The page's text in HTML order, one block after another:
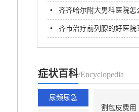
尔附大男科医院
• 齐齐哈尔附大男科医院怎
齐哈尔附大男科医院好不
• 齐市治疗前列腺的好医院
尔附大男科医院
症状百科/Encyclopedia
尿频尿急
割包皮费用